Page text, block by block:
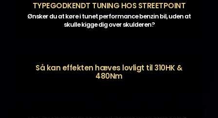
TYPEGODKENDT TUNING HOS STREETPOINT
Ønsker du at køre i tunet performance benzin bil, uden at
skulle kigge dig over skulderen?
Så kan effekten hæves lovligt til 310HK &
480Nm